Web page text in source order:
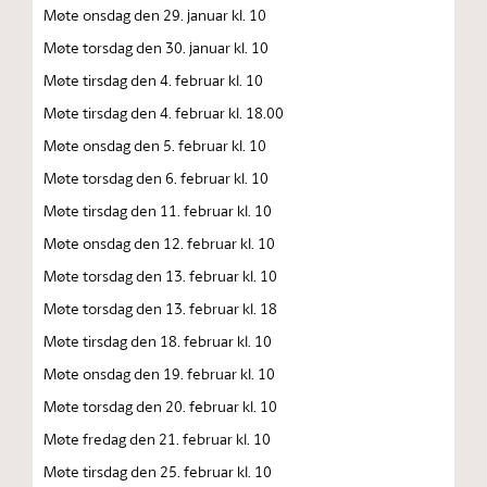
Møte onsdag den 29. januar kl. 10
Møte torsdag den 30. januar kl. 10
Møte tirsdag den 4. februar kl. 10
Møte tirsdag den 4. februar kl. 18.00
Møte onsdag den 5. februar kl. 10
Møte torsdag den 6. februar kl. 10
Møte tirsdag den 11. februar kl. 10
Møte onsdag den 12. februar kl. 10
Møte torsdag den 13. februar kl. 10
Møte torsdag den 13. februar kl. 18
Møte tirsdag den 18. februar kl. 10
Møte onsdag den 19. februar kl. 10
Møte torsdag den 20. februar kl. 10
Møte fredag den 21. februar kl. 10
Møte tirsdag den 25. februar kl. 10